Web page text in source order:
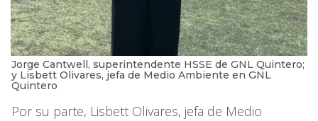
Jorge Cantwell, superintendente HSSE de GNL Quintero;
y Lisbett Olivares, jefa de Medio Ambiente en GNL
Quintero
Por su parte, Lisbett Olivares, jefa de Medio